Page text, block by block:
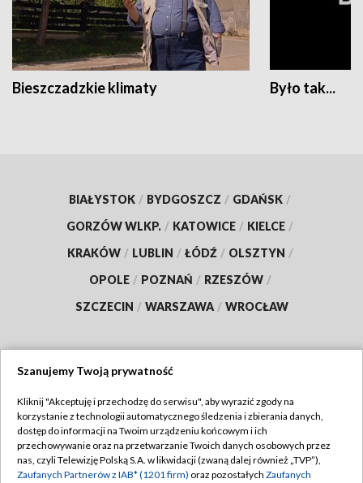
Bieszczadzkie klimaty Było tak...
BIAŁYSTOK / BYDGOSZCZ / GDAŃSK /
GORZÓW WLKP. / KATOWICE / KIELCE /
KRAKÓW / LUBLIN / ŁÓDŹ / OLSZTYN /
OPOLE / POZNAŃ / RZESZÓW /
SZCZECIN / WARSZAWA / WROCŁAW
TVP
Abonament TVP
Emisja w TVP
Regulamin TVP
Polityka prywatności
Szanujemy Twoją prywatność
Kliknij "Akceptuję i przechodzę do serwisu", aby wyrazić zgody na
korzystanie z technologii automatycznego śledzenia i zbierania danych,
dostęp do informacji na Twoim urządzeniu końcowym i ich
przechowywanie oraz na przetwarzanie Twoich danych osobowych przez
nas, czyli Telewizję Polską S.A. w likwidacji (zwaną dalej również „TVP”),
Zaufanych Partnerów z IAB* (1201 firm) oraz pozostałych Zaufanych